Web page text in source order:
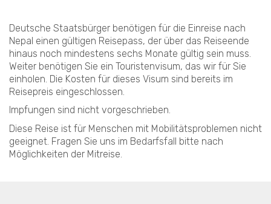
Deutsche Staatsbürger benötigen für die Einreise nach
Nepal einen gültigen Reisepass, der über das Reiseende
hinaus noch mindestens sechs Monate gültig sein muss.
Weiter benötigen Sie ein Touristenvisum, das wir für Sie
einholen. Die Kosten für dieses Visum sind bereits im
Reisepreis eingeschlossen.
Impfungen sind nicht vorgeschrieben.
Diese Reise ist für Menschen mit Mobilitätsproblemen nicht
geeignet. Fragen Sie uns im Bedarfsfall bitte nach
Möglichkeiten der Mitreise.